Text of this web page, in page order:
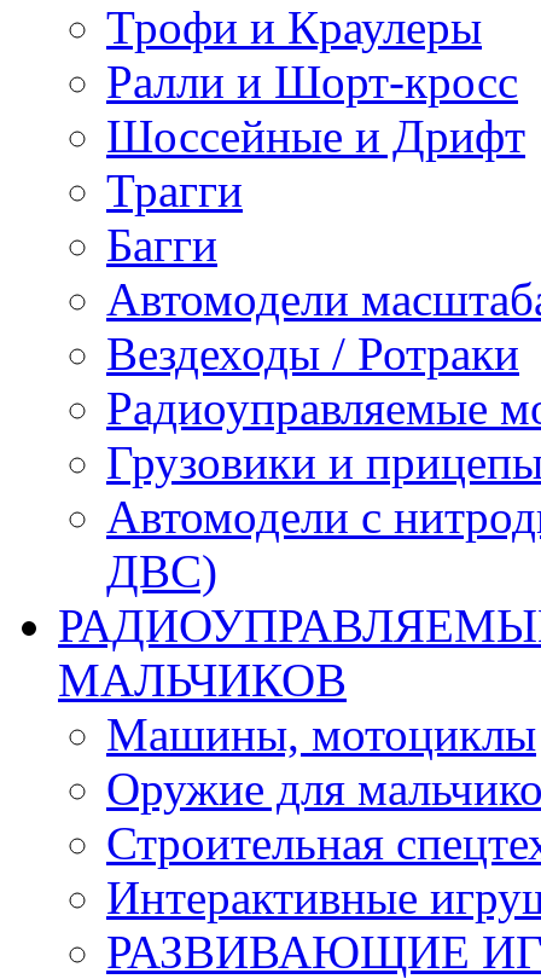
Трофи и Краулеры
Ралли и Шорт-кросс
Шоссейные и Дрифт
Трагги
Багги
Автомодели
Вездеходы / Ротраки
Радиоуправляемые
Грузовики и
Автомодели с
ДВС)
МАЛЬЧИКОВ
Машины, мотоциклы
Оружие для
Строительная
Интерактивные
РАЗВИВАЮЩИЕ